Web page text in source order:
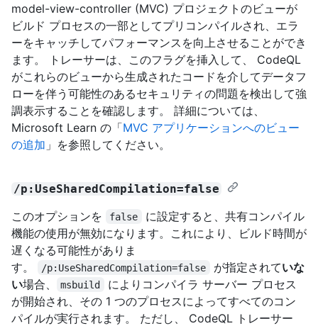
model-view-controller (MVC) プロジェクトのビューが
ビルド プロセスの一部としてプリコンパイルされ、エラ
ーをキャッチしてパフォーマンスを向上させることができ
ます。 トレーサーは、このフラグを挿入して、 CodeQL
がこれらのビューから生成されたコードを介してデータフ
ローを伴う可能性のあるセキュリティの問題を検出して強
調表示することを確認します。 詳細については、
Microsoft Learn の「MVC アプリケーションへのビュー
の追加 」を参照してください。
/p:UseSharedCompilation=false
このオプションを false
に設定すると、共有コンパイル
機能の使用が無効になります。これにより、ビルド時間が
遅くなる可能性がありま
す。
/p:UseSharedCompilation=false が指定されていな
い場合、 msbuild
によりコンパイラ サーバー プロセス
が開始され、その 1 つのプロセスによってすべてのコン
パイルが実行されます。 ただし、 CodeQL トレーサー